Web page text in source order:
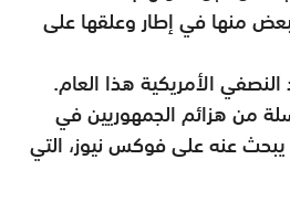
منها في إطار وعلقها على
الأمريكية هذا العام.
من هزائم الجمهوريين في
يبحث عنه على فوكس نيوز، التي